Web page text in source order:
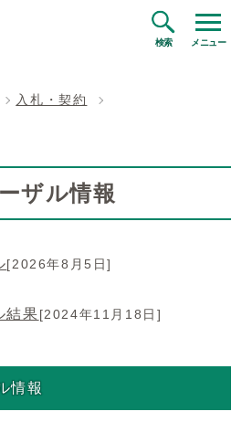
検索 メニュー
入札・契約
ザル情報
[2026年8月5日]
結果[2024年11月18日]
情報